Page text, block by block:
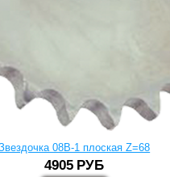
08B-1 плоская Z=68
4905 РУБ